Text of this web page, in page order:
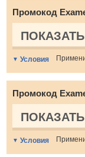
Промокод
Условия
Промокод
Условия